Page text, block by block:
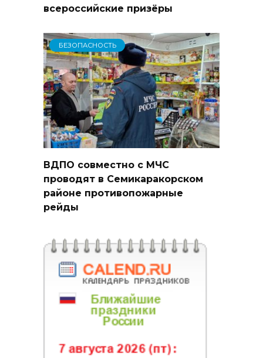
всероссийские призёры
БЕЗОПАСНОСТЬ
ВДПО совместно с МЧС
проводят в Семикаракорском
районе противопожарные
рейды